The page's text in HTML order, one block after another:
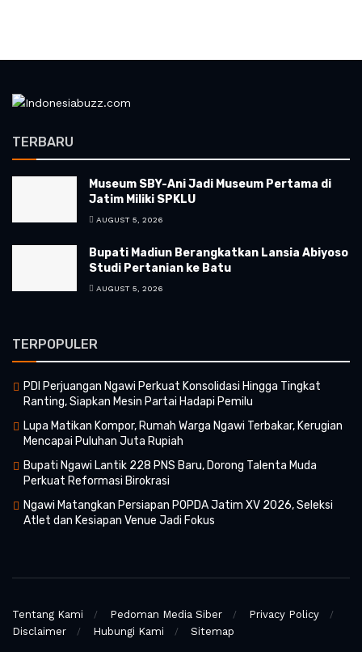
TERBARU
Museum SBY-Ani Jadi Museum Pertama di
Jatim Miliki SPKLU
AUGUST 5, 2026
Bupati Madiun Berangkatkan Lansia Abiyoso
Studi Pertanian ke Batu
AUGUST 5, 2026
TERPOPULER
PDI Perjuangan Ngawi Perkuat Konsolidasi Hingga Tingkat
Ranting, Siapkan Mesin Partai Hadapi Pemilu
Lupa Matikan Kompor, Rumah Warga Ngawi Terbakar, Kerugian
Mencapai Puluhan Juta Rupiah
Bupati Ngawi Lantik 228 PNS Baru, Dorong Talenta Muda
Perkuat Reformasi Birokrasi
Ngawi Matangkan Persiapan POPDA Jatim XV 2026, Seleksi
Atlet dan Kesiapan Venue Jadi Fokus
Tentang Kami Pedoman Media Siber
Privacy Policy
Disclaimer
Hubungi Kami Sitemap